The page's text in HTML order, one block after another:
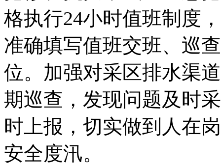
格执行24小时值班制度
准确填写值班交班、巡
位。加强对采区排水渠
期巡查，发现问题及时
时上报，切实做到人在
安全度汛。